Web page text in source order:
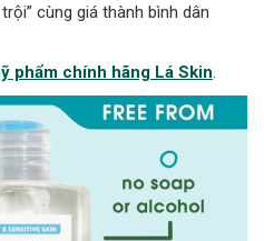
cùng giá thành bình dân
phẩm chính hãng Lá Skin.